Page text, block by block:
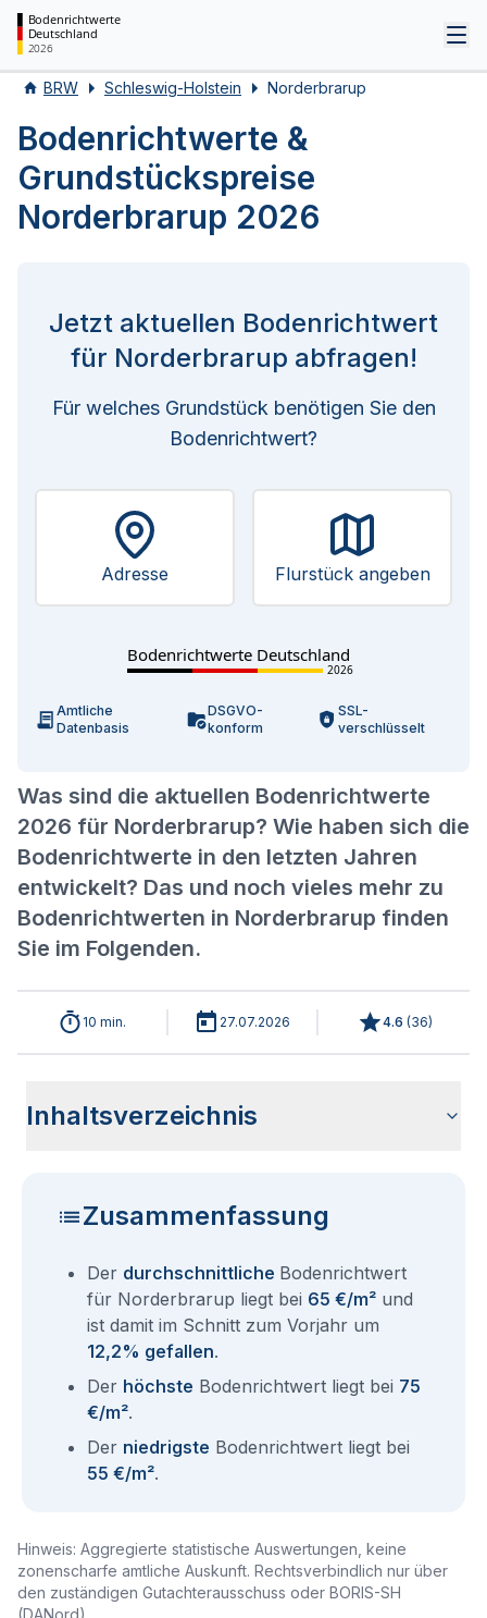
Bodenrichtwerte
Deutschland
2026
BRW Schleswig-Holstein Norderbrarup
Bodenrichtwerte &
Grundstückspreise
Norderbrarup 2026
Was sind die aktuellen Bodenrichtwerte
2026 für Norderbrarup? Wie haben sich die
Bodenrichtwerte in den letzten Jahren
entwickelt? Das und noch vieles mehr zu
Bodenrichtwerten in Norderbrarup finden
Sie im Folgenden.
Jetzt aktuellen Bodenrichtwert
für Norderbrarup abfragen!
Für welches Grundstück benötigen Sie den
Bodenrichtwert?
Adresse Flurstück angeben
Bodenrichtwerte Deutschland
2026
Amtliche
Datenbasis
DSGVO-
konform
SSL-
verschlüsselt
10 min. 27.07.2026 4.6 (36)
Inhaltsverzeichnis
Zusammenfassung
Der durchschnittliche Bodenrichtwert
für Norderbrarup liegt bei 65 €/m² und
ist damit im Schnitt zum Vorjahr um
12,2% gefallen.
Der höchste Bodenrichtwert liegt bei 75
€/m².
Der niedrigste Bodenrichtwert liegt bei
55 €/m².
Hinweis: Aggregierte statistische Auswertungen, keine
zonenscharfe amtliche Auskunft. Rechtsverbindlich nur über
den zuständigen Gutachterausschuss oder BORIS-SH
(DANord).